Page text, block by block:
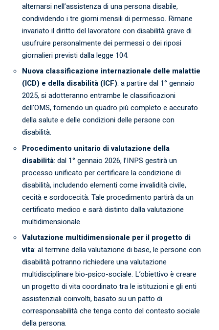
alternarsi nell’assistenza di una persona disabile,
condividendo i tre giorni mensili di permesso. Rimane
invariato il diritto del lavoratore con disabilità grave di
usufruire personalmente dei permessi o dei riposi
giornalieri previsti dalla legge 104.
Nuova classificazione internazionale delle malattie
(ICD) e della disabilità (ICF): a partire dal 1° gennaio
2025, si adotteranno entrambe le classificazioni
dell’OMS, fornendo un quadro più completo e accurato
della salute e delle condizioni delle persone con
disabilità.
Procedimento unitario di valutazione della
disabilità: dal 1° gennaio 2026, l’INPS gestirà un
processo unificato per certificare la condizione di
disabilità, includendo elementi come invalidità civile,
cecità e sordocecità. Tale procedimento partirà da un
certificato medico e sarà distinto dalla valutazione
multidimensionale.
Valutazione multidimensionale per il progetto di
vita: al termine della valutazione di base, le persone con
disabilità potranno richiedere una valutazione
multidisciplinare bio-psico-sociale. L’obiettivo è creare
un progetto di vita coordinato tra le istituzioni e gli enti
assistenziali coinvolti, basato su un patto di
corresponsabilità che tenga conto del contesto sociale
della persona.